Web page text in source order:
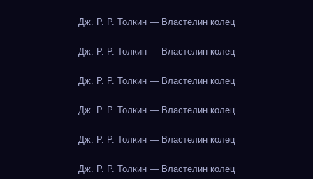
Дж. Р. Р. Толкин — Властелин колец
Дж. Р. Р. Толкин — Властелин колец
Дж. Р. Р. Толкин — Властелин колец
Дж. Р. Р. Толкин — Властелин колец
Дж. Р. Р. Толкин — Властелин колец
Дж. Р. Р. Толкин — Властелин колец